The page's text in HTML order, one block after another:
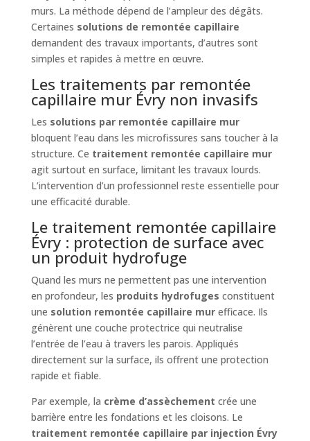
murs. La méthode dépend de l’ampleur des dégâts.
Certaines solutions de remontée capillaire
demandent des travaux importants, d’autres sont
simples et rapides à mettre en œuvre.
Les traitements par remontée
capillaire mur Évry non invasifs
Les solutions par remontée capillaire mur
bloquent l’eau dans les microfissures sans toucher à la
structure. Ce traitement remontée capillaire mur
agit surtout en surface, limitant les travaux lourds.
L’intervention d’un professionnel reste essentielle pour
une efficacité durable.
Le traitement remontée capillaire
Évry : protection de surface avec
un produit hydrofuge
Quand les murs ne permettent pas une intervention
en profondeur, les produits hydrofuges constituent
une solution remontée capillaire murefficace. Ils
génèrent une couche protectrice qui neutralise
l’entrée de l’eau à travers les parois. Appliqués
directement sur la surface, ils offrent une protection
rapide et fiable.
Par exemple, la crème d’assèchement crée une
barrière entre les fondations et les cloisons. Le
traitement remontée capillaire par injection Évry